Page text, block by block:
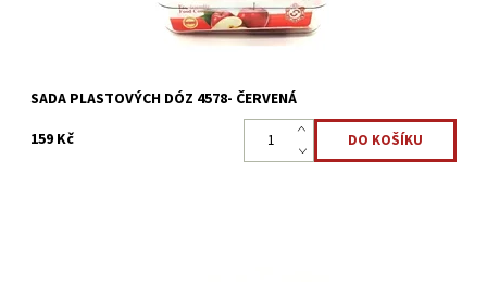
SADA PLASTOVÝCH DÓZ 4578- ČERVENÁ
159 Kč